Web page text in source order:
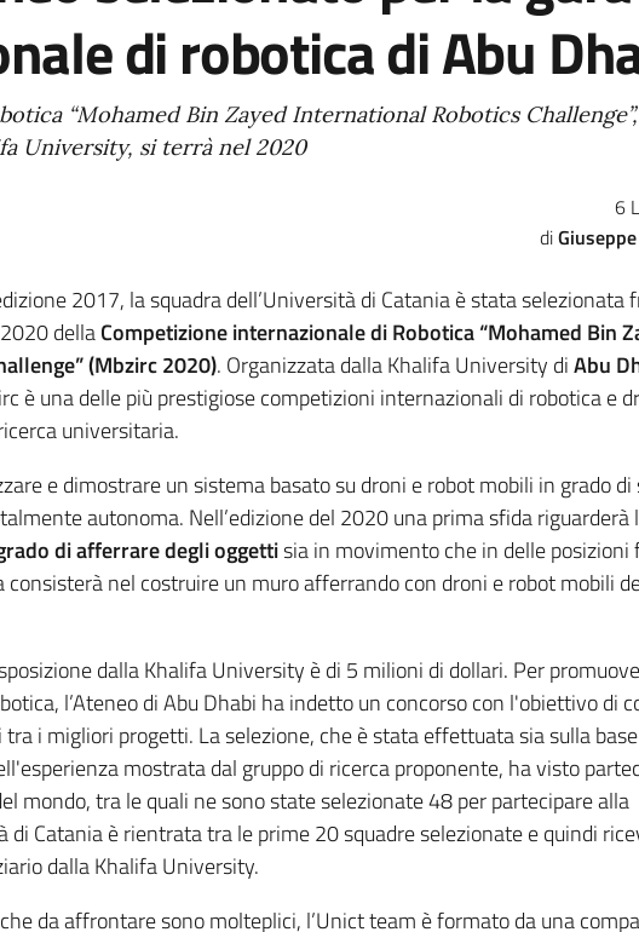
di robotica di Abu
“Mohamed Bin Zayed International Robotics Challenge”,
University, si terrà nel 2020
6
2017, la squadra dell’Università di Catania è stata selezionata
dellaCompetizione internazionale di Robotica “Mohamed Bin
(Mbzirc 2020). Organizzata dalla Khalifa University diAbu
è una delle più prestigiose competizioni internazionali di robotica e
universitaria.
e dimostrare un sistema basato su droni e robot mobili in grado di
autonoma. Nell’edizione del 2020 una prima sfida riguarderà
di afferrare degli oggettisia in movimento che in delle posizioni
nel costruire un muro afferrando con droni e robot mobili
dalla Khalifa University è di 5 milioni di dollari. Per
l’Ateneo di Abu Dhabi ha indetto un concorso con l'obiettivo di
i migliori progetti. La selezione, che è stata effettuata sia sulla
mostrata dal gruppo di ricerca proponente, ha visto
mondo, tra le quali ne sono state selezionate 48 per partecipare alla
di Catania è rientrata tra le prime 20 squadre selezionate e quindi
dalla Khalifa University.
da affrontare sono molteplici, l’Unict team è formato da una